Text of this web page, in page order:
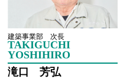
建築事業部 次長
TAKIGUCHI
YOSHIHIRO
滝口 芳弘